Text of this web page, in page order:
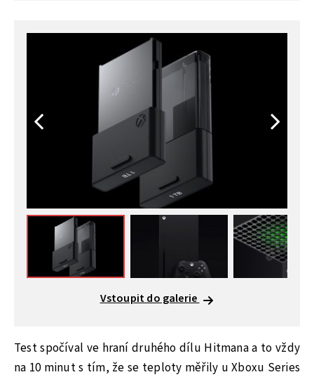
Vstoupit do galerie
Test spočíval ve hraní druhého dílu Hitmana a to vždy
na 10 minut s tím, že se teploty měřily u Xboxu Series